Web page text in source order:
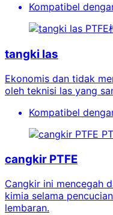
Kompatibel
PTFE
tangki las
Ekonomis dan tidak
oleh teknisi las yang
Kompatibel
cangkir PTFE
Cangkir ini mencegah
kimia selama
lembaran.